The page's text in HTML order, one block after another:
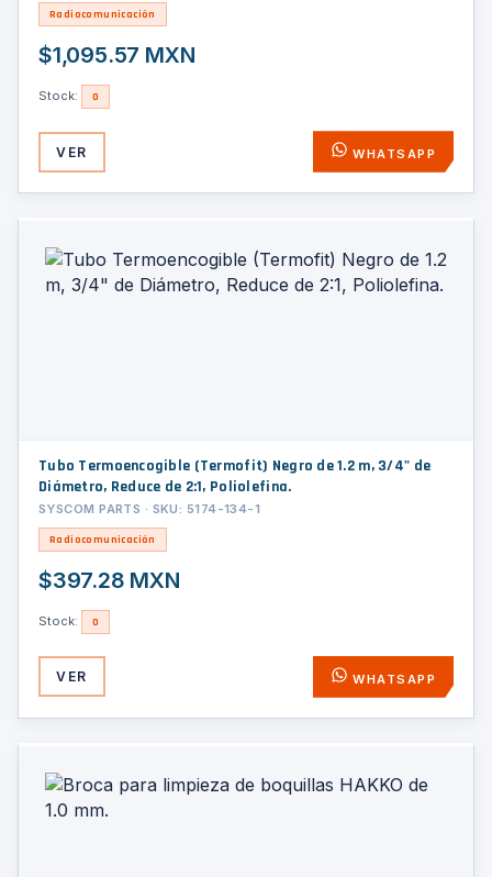
Radiocomunicación
$1,095.57 MXN
Stock: 0
VER WHATSAPP
Tubo Termoencogible (Termofit) Negro de 1.2 m, 3/4" de
Diámetro, Reduce de 2:1, Poliolefina.
SYSCOM PARTS · SKU: 5174-134-1
Radiocomunicación
$397.28 MXN
Stock: 0
VER WHATSAPP